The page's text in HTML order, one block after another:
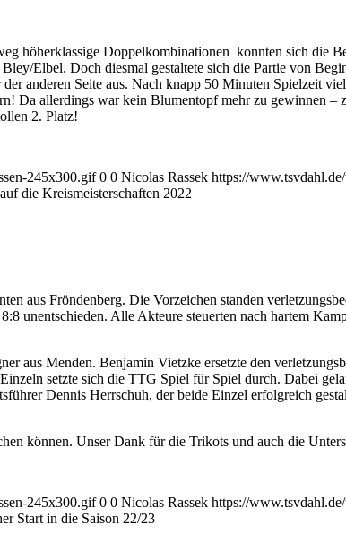
höherklassige Doppelkombinationen konnten sich die
Elbel. Doch diesmal gestaltete sich die Partie von
anderen Seite aus. Nach knapp 50 Minuten Spielzeit
Da allerdings war kein Blumentopf mehr zu gewinnen
2. Platz!
245x300.gif 0 0 Nicolas Rassek https://
die Kreismeisterschaften 2022
aus Fröndenberg. Die Vorzeichen standen
unentschieden. Alle Akteure steuerten nach hartem
aus Menden. Benjamin Vietzke ersetzte den
setzte sich die TTG Spiel für Spiel durch. Dabei
Dennis Herrschuh, der beide Einzel erfolgreich
können. Unser Dank für die Trikots und auch die
245x300.gif 0 0 Nicolas Rassek https://
Start in die Saison 22/23